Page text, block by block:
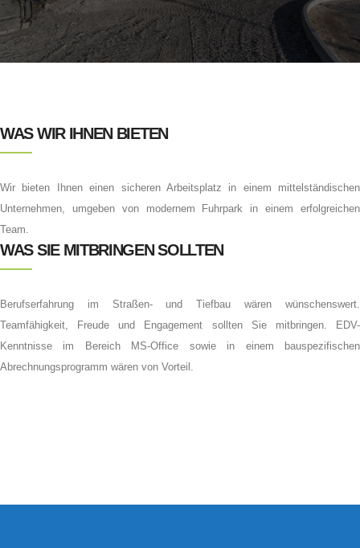
WAS WIR IHNEN BIETEN
Wir bieten Ihnen einen sicheren Arbeitsplatz in einem mittelständischen
Unternehmen, umgeben von modernem Fuhrpark in einem erfolgreichen
Team.
WAS SIE MITBRINGEN SOLLTEN
Berufserfahrung im Straßen- und Tiefbau wären wünschenswert.
Teamfähigkeit, Freude und Engagement sollten Sie mitbringen. EDV-
Kenntnisse im Bereich MS-Office sowie in einem bauspezifischen
Abrechnungsprogramm wären von Vorteil.